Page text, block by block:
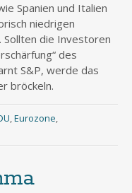
Spanien und Italien
niedrigen
Sollten die Investoren
des
S&P, werde das
bröckeln.
,Eurozone,